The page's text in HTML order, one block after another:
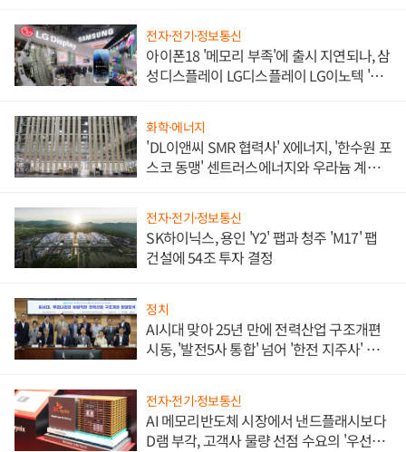
전자·전기·정보통신
아이폰18 '메모리 부족'에 출시 지연되나, 삼
성디스플레이 LG디스플레이 LG이노텍 '탈
화학·에너지
'DL이앤씨 SMR 협력사' X에너지, '한수원 포
스코 동맹' 센트러스에너지와 우라늄 계약
전자·전기·정보통신
SK하이닉스, 용인 'Y2' 팹과 청주 'M17' 팹
건설에 54조 투자 결정
정치
AI시대 맞아 25년 만에 전력산업 구조개편
시동, '발전5사 통합' 넘어 '한전 지주사' 재편
전자·전기·정보통신
AI 메모리반도체 시장에서 낸드플래시보다
D램 부각, 고객사 물량 선점 수요의 '우선순